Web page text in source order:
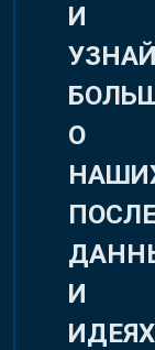
И
О
И
ИДЕЯХ